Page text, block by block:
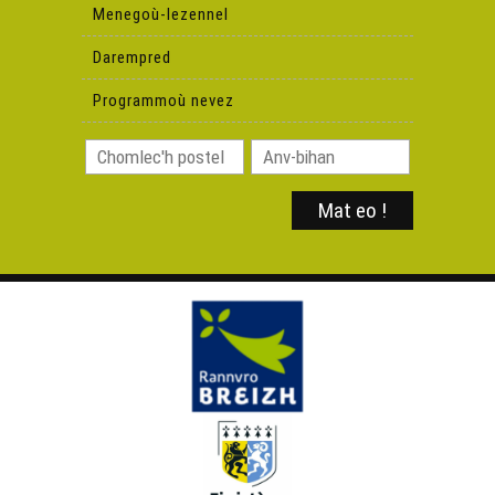
(Deiziataer Brezhoweb)
Glepachoù an deiziataer 2022
Petra 'zo nevez e brezhoneg e miz Genver 2023 ?
(Deiziataer Brezhoweb)
Petra 'zo nevez e brezhoneg e miz C'hwevrer 2023
Petra 'zo nevez e brezhoneg e miz Meurzh 2023
Petra 'zo nevez e brezhoneg e miz Ebrel 2023 ?
Petra 'zo nevez e brezhoneg evit gouel Sant Erwan ?
Menegoù-lezennel
Darempred
Programmoù nevez